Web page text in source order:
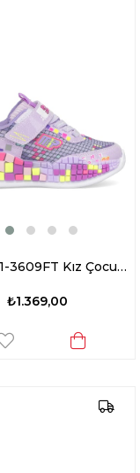
M.P 261-3609FT Kız Çocuk Yürüyüş Ayakkabısı Lila
₺1.369,00